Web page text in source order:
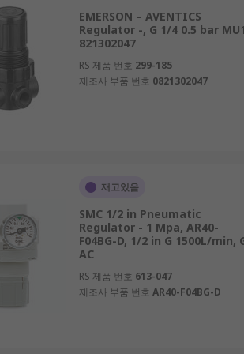
EMERSON – AVENTICS
Regulator -, G 1/4 0.5 bar
821302047
RS 제품 번호 299-185
제조사 부품 번호 0821302047
재고있음
SMC 1/2 in Pneumatic
Regulator - 1 Mpa, AR40-
F04BG-D, 1/2 in G 1500L/min,
AC
RS 제품 번호 613-047
제조사 부품 번호 AR40-F04BG-D